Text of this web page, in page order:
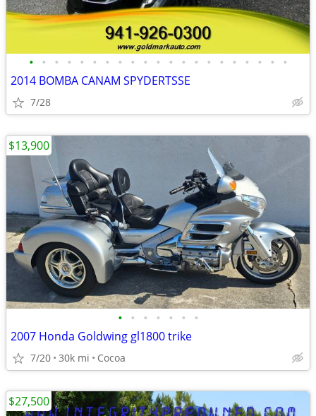
• • • • • • • • • • • • • • • • • • • • •
2014 BOMBA CANAM SPYDERTSSE
7/28
• • • • • • •
2007 Honda Goldwing gl1800 trike
7/20 30k mi Cocoa
$13,900
$27,500